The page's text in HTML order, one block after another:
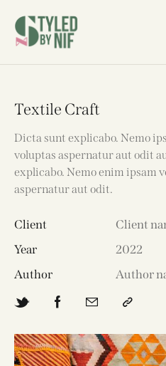
Textile Craft
Dicta sunt explicabo. Nemo
voluptas aspernatur aut odit
explicabo. Nemo enim ipsam
aspernatur aut odit.
Client
Client
Year
2022
Author
Author